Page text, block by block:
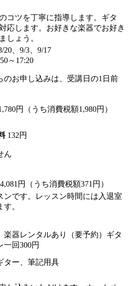
コツを丁寧に指導します。ギタ
応します。お好きな楽器でお好き
しょう。
20、9/3、9/17
～17:20
のお申し込みは、受講日の1日前
円（うち消費税額1,980円）
132円
ん
4,081円（うち消費税額371円）
ンです。レッスン時間には入退室
。
楽器レンタルあり（要予約）ギタ
一回300円
ター、筆記用具